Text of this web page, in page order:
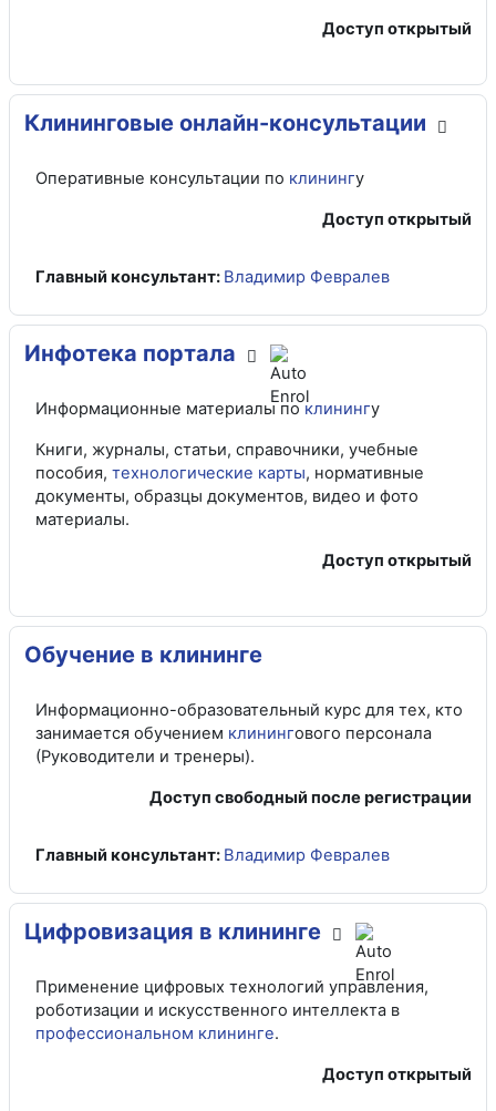
Доступ открытый
Клининговые онлайн-консультации
Оперативные консультации по клинингу
Доступ открытый
Главный консультант: Владимир Февралев
Инфотека портала
Информационные материалы поклинингу
Книги, журналы, статьи, справочники, учебные
пособия, технологические карты, нормативные
документы, образцы документов, видео и фото
материалы.
Доступ открытый
Обучение в клининге
Информационно-образовательный курс для тех, кто
занимается обучением клинингового персонала
(Руководители и тренеры).
Доступ свободный после регистрации
Главный консультант: Владимир Февралев
Цифровизация в клининге
Применение цифровых технологий управления,
роботизации и искусственного интеллекта в
профессиональном клининге.
Доступ открытый